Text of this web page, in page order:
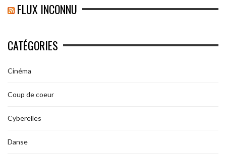
FLUX INCONNU
CATÉGORIES
Cinéma
Coup de coeur
Cyberelles
Danse